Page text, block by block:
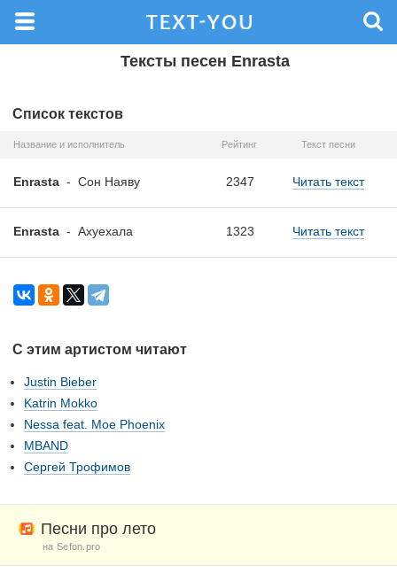
Тексты песен Enrasta
Список текстов
Название и исполнитель Рейтинг Текст песни
Enrasta - Сон Наяву 2347 Читать текст
Enrasta - Ахуехала 1323 Читать текст
С этим артистом читают
Justin Bieber
Katrin Mokko
Nessa feat. Moe Phoenix
MBAND
Сергей Трофимов
Песни про лето
на Sefon.pro